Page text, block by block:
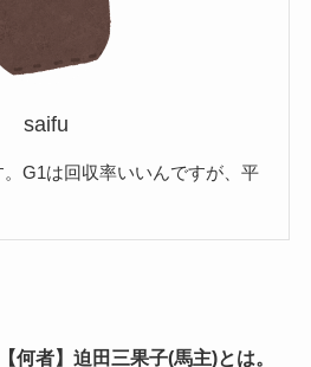
saifu
G1は回収率いいんですが、平
【何者】迫田三果子(馬主)とは。